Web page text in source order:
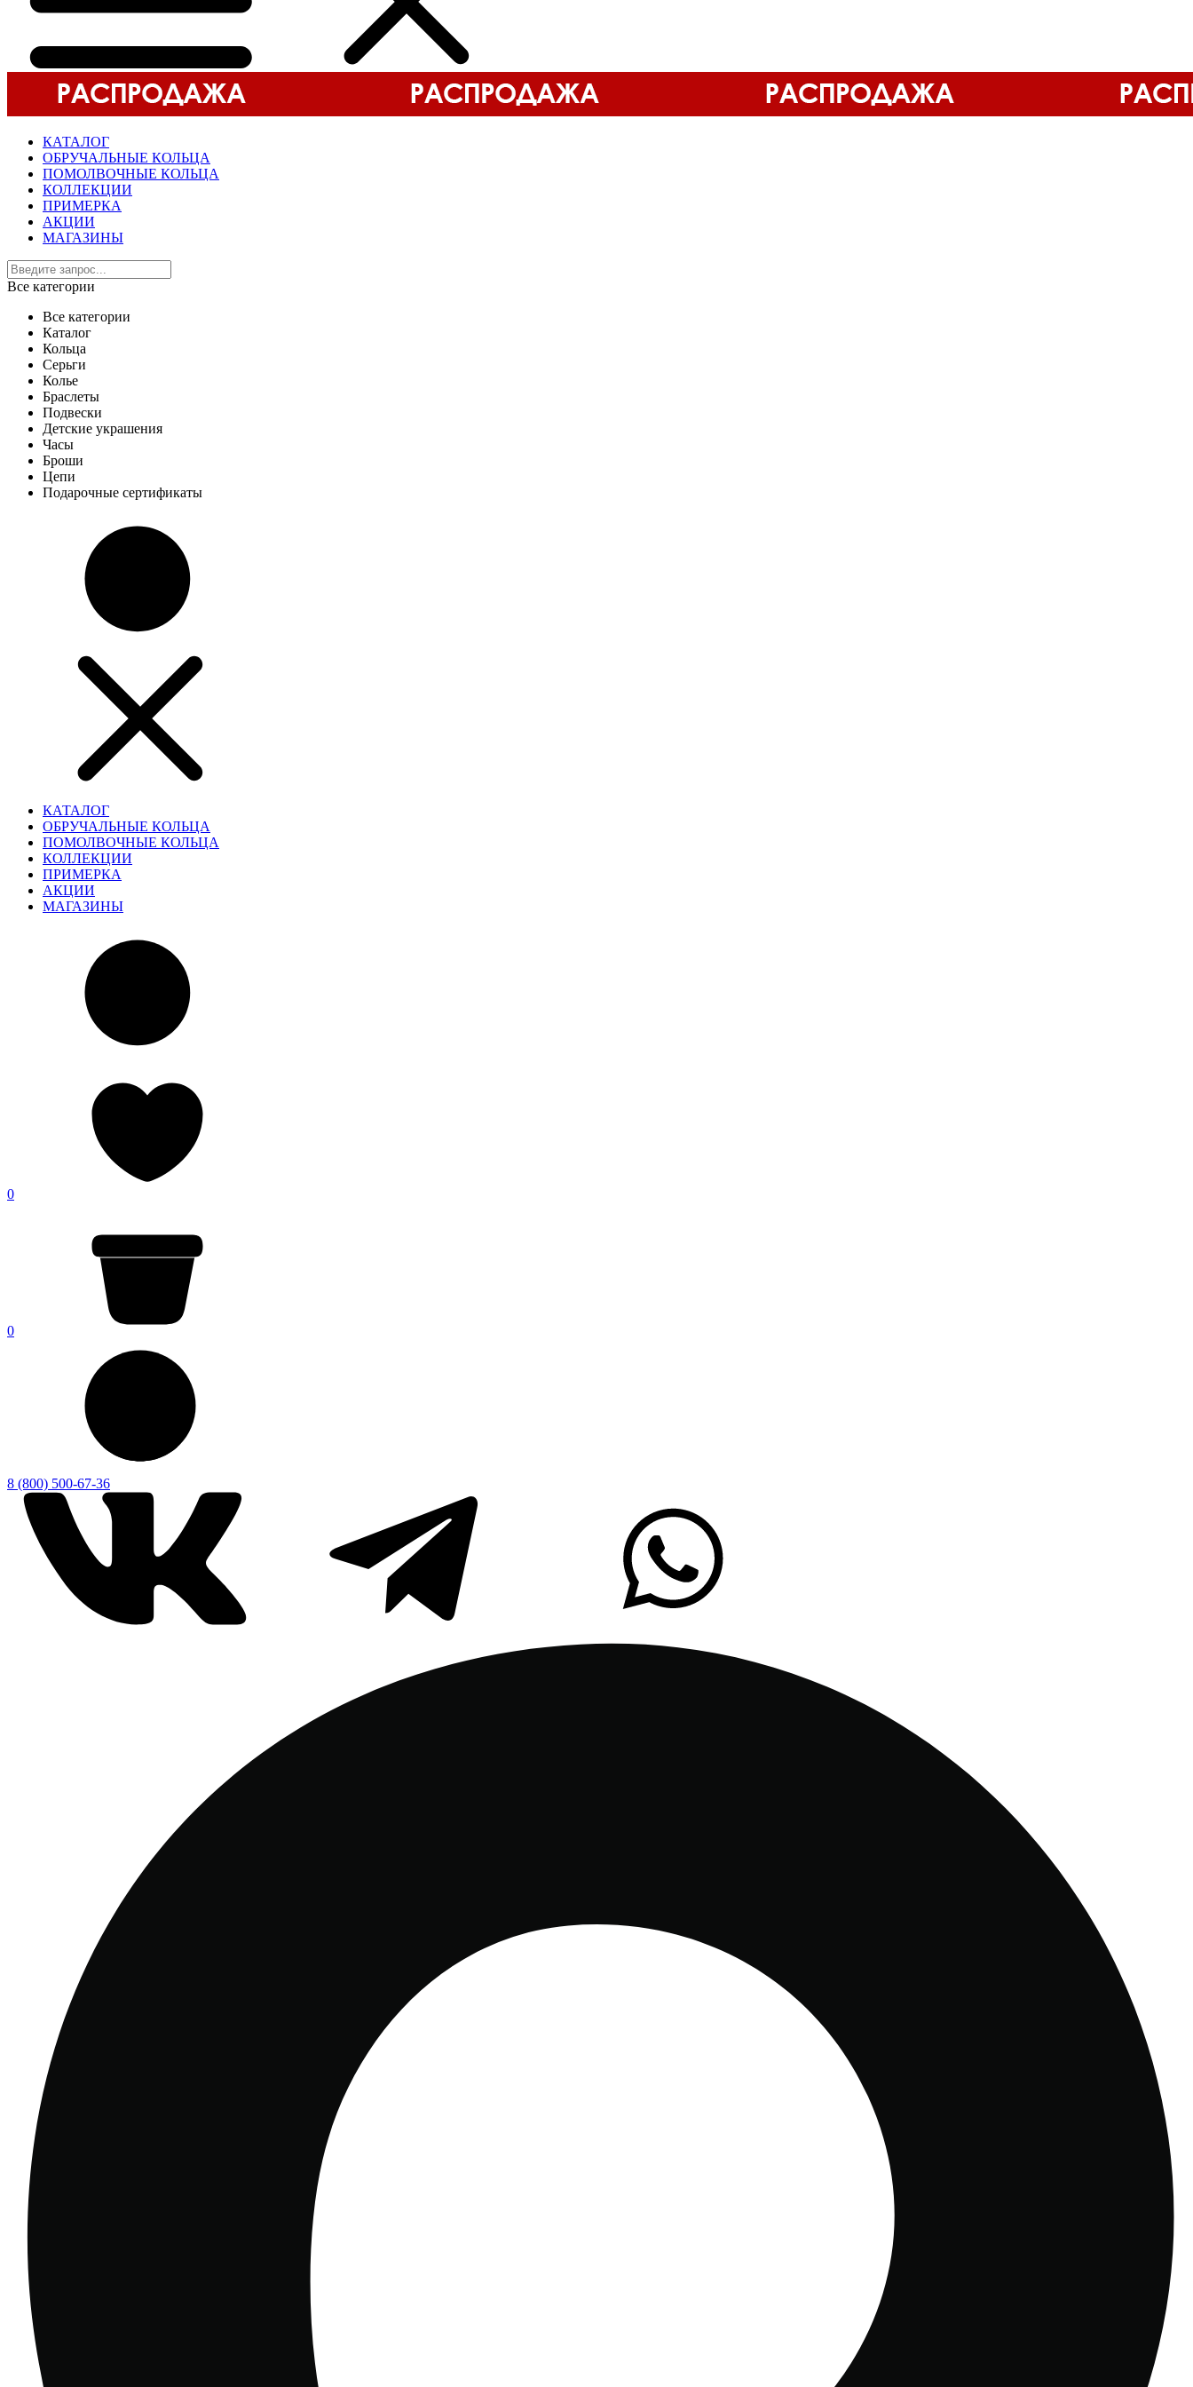
КАТАЛОГ
ОБРУЧАЛЬНЫЕ КОЛЬЦА
ПОМОЛВОЧНЫЕ КОЛЬЦА
КОЛЛЕКЦИИ
ПРИМЕРКА
АКЦИИ
МАГАЗИНЫ
Все категории
Все категории
Каталог
Кольца
Серьги
Колье
Браслеты
Подвески
Детские украшения
Часы
Броши
Цепи
Подарочные сертификаты
КАТАЛОГ
ОБРУЧАЛЬНЫЕ КОЛЬЦА
ПОМОЛВОЧНЫЕ КОЛЬЦА
КОЛЛЕКЦИИ
ПРИМЕРКА
АКЦИИ
МАГАЗИНЫ
0
0
8 (800) 500-67-36